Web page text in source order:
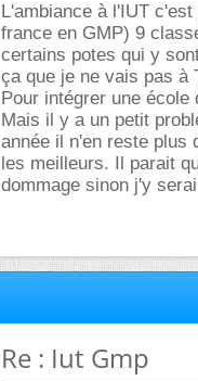
L'ambiance à l'IUT
france en GMP) 9
certains potes qui y
ça que je ne vais pas à
Pour intégrer une
Mais il y a un petit
année il n'en reste plus
les meilleurs. Il parait
dommage sinon j'y
Re : Iut Gmp